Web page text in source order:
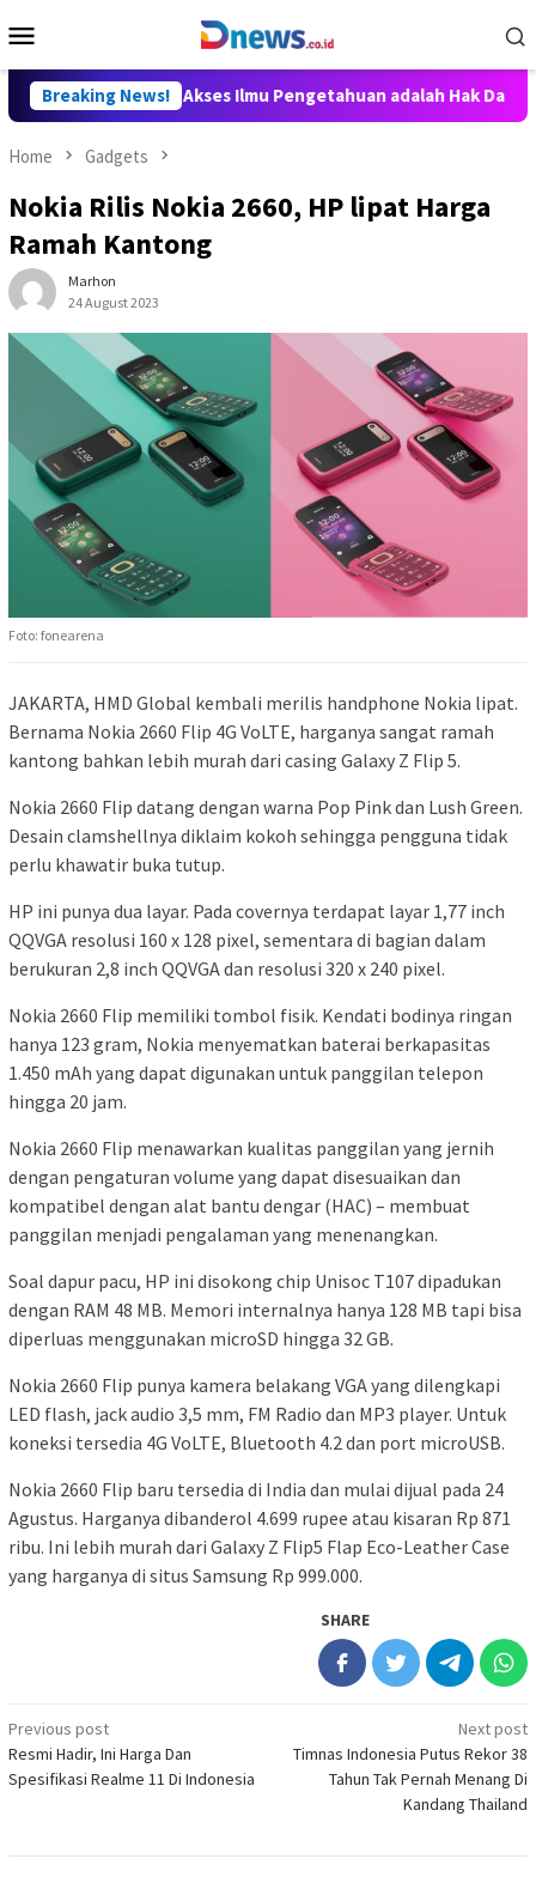
to
Menu
Breaking News!
Willy Aditya: Akses Ilmu Pengetahuan adalah Hak Dasar Warga
Home Gadgets
Nokia Rilis Nokia 2660, HP lipat Harga
Ramah Kantong
Marhon
24 August 2023
Foto: fonearena
JAKARTA, HMD Global kembali merilis handphone Nokia lipat.
Bernama Nokia 2660 Flip 4G VoLTE, harganya sangat ramah
kantong bahkan lebih murah dari casing Galaxy Z Flip 5.
Nokia 2660 Flip datang dengan warna Pop Pink dan Lush Green.
Desain clamshellnya diklaim kokoh sehingga pengguna tidak
perlu khawatir buka tutup.
HP ini punya dua layar. Pada covernya terdapat layar 1,77 inch
QQVGA resolusi 160 x 128 pixel, sementara di bagian dalam
berukuran 2,8 inch QQVGA dan resolusi 320 x 240 pixel.
Nokia 2660 Flip memiliki tombol fisik. Kendati bodinya ringan
hanya 123 gram, Nokia menyematkan baterai berkapasitas
1.450 mAh yang dapat digunakan untuk panggilan telepon
hingga 20 jam.
Nokia 2660 Flip menawarkan kualitas panggilan yang jernih
dengan pengaturan volume yang dapat disesuaikan dan
kompatibel dengan alat bantu dengar (HAC) – membuat
panggilan menjadi pengalaman yang menenangkan.
Soal dapur pacu, HP ini disokong chip Unisoc T107 dipadukan
dengan RAM 48 MB. Memori internalnya hanya 128 MB tapi bisa
diperluas menggunakan microSD hingga 32 GB.
Nokia 2660 Flip punya kamera belakang VGA yang dilengkapi
LED flash, jack audio 3,5 mm, FM Radio dan MP3 player. Untuk
koneksi tersedia 4G VoLTE, Bluetooth 4.2 dan port microUSB.
Nokia 2660 Flip baru tersedia di India dan mulai dijual pada 24
Agustus. Harganya dibanderol 4.699 rupee atau kisaran Rp 871
ribu. Ini lebih murah dari Galaxy Z Flip5 Flap Eco-Leather Case
yang harganya di situs Samsung Rp 999.000.
SHARE
Post
navigation
Previous post
Resmi Hadir, Ini Harga Dan
Spesifikasi Realme 11 Di Indonesia
Next post
Timnas Indonesia Putus Rekor 38
Tahun Tak Pernah Menang Di
Kandang Thailand